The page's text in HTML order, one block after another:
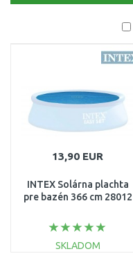
13,90 EUR
INTEX Solárna plachta
pre bazén 366 cm 28012
SKLADOM